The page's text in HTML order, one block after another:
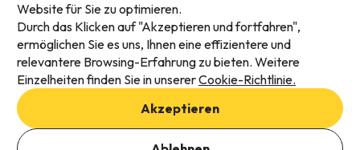
Daten hinzufügen, um Verfügbarkeit zu prüfen
Verfügbare Zahlungsarten
Impressum und AGBs
Datenschutz
Cookies Richtlinien
Website für Sie zu optimieren.
Durch das Klicken auf "Akzeptieren und fortfahren",
ermöglichen Sie es uns, Ihnen eine effizientere und
relevantere Browsing-Erfahrung zu bieten. Weitere
Einzelheiten finden Sie in unsererCookie-Richtlinie.
Akzeptieren